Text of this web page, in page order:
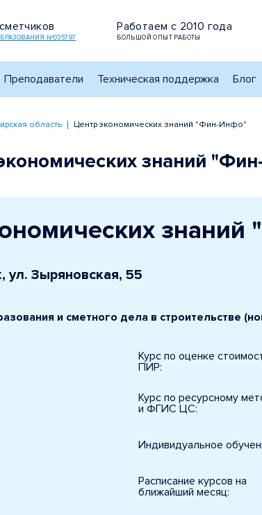
№035797
Работаем с 2010 года
БОЛЬШОЙ ОПЫТ РАБОТЫ
Преподаватели Техническая поддержка Блог
область Центр экономических знаний "Фин-Инфо"
знаний
ул. Зыряновская, 55
и сметного дела в строительстве
Курс по оценке
ПИР:
Курс по ресурсному
и ФГИС ЦС:
Индивидуальное
Расписание курсов на
ближайший месяц: